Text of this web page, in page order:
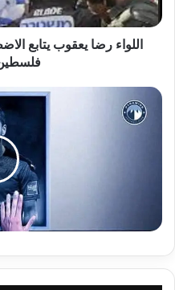
بارض
فلسطين
المحتله.اللواء رضا يعقوب يتابع